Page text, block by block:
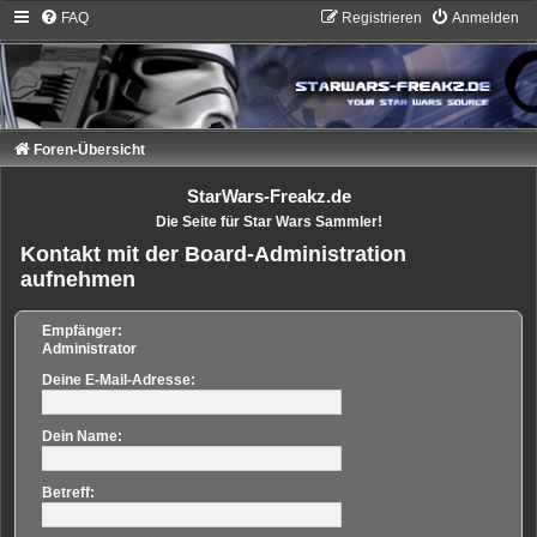
FAQ Anmelden
Registrieren
Foren-Übersicht
StarWars-Freakz.de
Die Seite für Star Wars Sammler!
Kontakt mit der Board-Administration
aufnehmen
Empfänger:
Administrator
Deine E-Mail-Adresse:
Dein Name:
Betreff: